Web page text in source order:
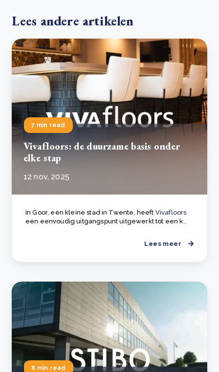
Lees andere artikelen
7 min read
Vivafloors: de duurzame basis onder
elke stap
12 nov, 2025
In Goor, een kleine stad in Twente, heeft Vivafloors
een eenvoudig uitgangspunt uitgewerkt tot een k..
Lees meer
8 min read